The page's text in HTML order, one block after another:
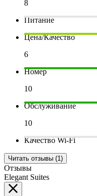
8
Питание
Цена/Качество
6
Номер
10
Обслуживание
10
Качество Wi-Fi
Читать отзывы (1)
Отзывы
Elegant Suites